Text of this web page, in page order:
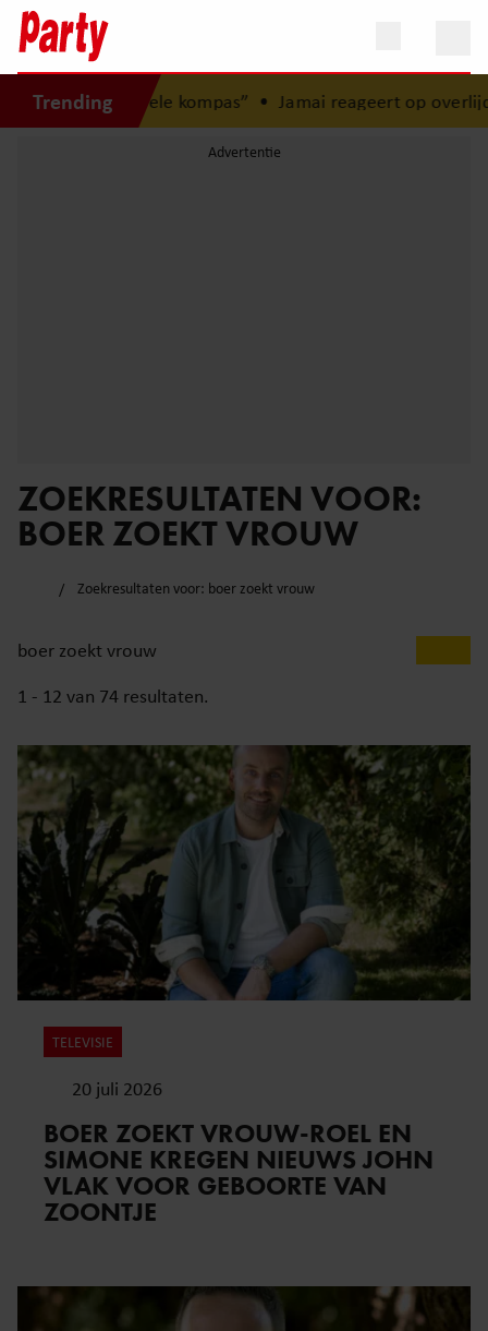
Trending
morele kompas”•Jamai reageert op overlijden
ZOEKRESULTATEN VOOR:
BOER ZOEKT VROUW
Zoekresultaten voor: boer zoekt vrouw
1 - 12 van 74 resultaten.
TELEVISIE
20 juli 2026
BOER ZOEKT VROUW-ROEL EN
SIMONE KREGEN NIEUWS JOHN
VLAK VOOR GEBOORTE VAN
ZOONTJE